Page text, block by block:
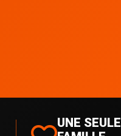
UNE SEULE